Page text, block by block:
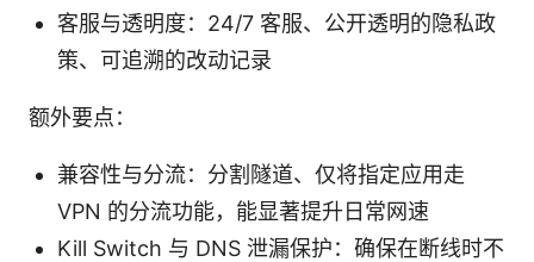
客服与透明度：24/7 客服、公开透明的隐私政
策、可追溯的改动记录
额外要点：
兼容性与分流：分割隧道、仅将指定应用走
VPN 的分流功能，能显著提升日常网速
Kill Switch 与 DNS 泄漏保护：确保在断线时不